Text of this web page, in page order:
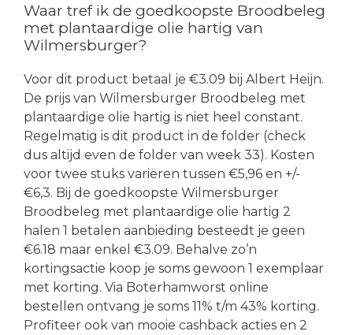
Waar tref ik de goedkoopste Broodbeleg
met plantaardige olie hartig van
Wilmersburger?
Voor dit product betaal je €3.09 bij Albert Heijn.
De prijs van Wilmersburger Broodbeleg met
plantaardige olie hartig is niet heel constant.
Regelmatig is dit product in de folder (check
dus altijd even de folder van week 33). Kosten
voor twee stuks variëren tussen €5,96 en +/-
€6,3. Bij de goedkoopste Wilmersburger
Broodbeleg met plantaardige olie hartig 2
halen 1 betalen aanbieding besteedt je geen
€6.18 maar enkel €3.09. Behalve zo’n
kortingsactie koop je soms gewoon 1 exemplaar
met korting. Via Boterhamworst online
bestellen ontvang je soms 11% t/m 43% korting.
Profiteer ook van mooie cashback acties en 2